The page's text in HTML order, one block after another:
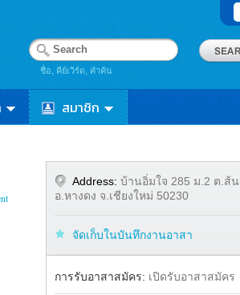
ชื่อ, คีย์เวิร์ด, คำค้น
สมาชิก
Address: บ้านอิ่มใจ 285 ม.2 ต.ส้
อ.หางดง จ.เชียงใหม่ 50230
จัดเก็บในบันทึกงานอาสา
การรับอาสาสมัคร: เปิดรับอาสาสมัคร